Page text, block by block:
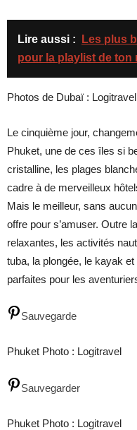
Lire aussi :
Les plus
pour la playlist de ton
Photos de Dubaï : Logitravel
Le cinquième jour,
Phuket, une de ces îles si
cristalline, les plages
cadre à de merveilleux
Mais le meilleur, sans
offre pour s’amuser. Outre
relaxantes, les activités
tuba, la plongée, le kayak
parfaites pour les
Sauvegarde
Phuket Photo : Logitravel
Sauvegarder
Phuket Photo : Logitravel